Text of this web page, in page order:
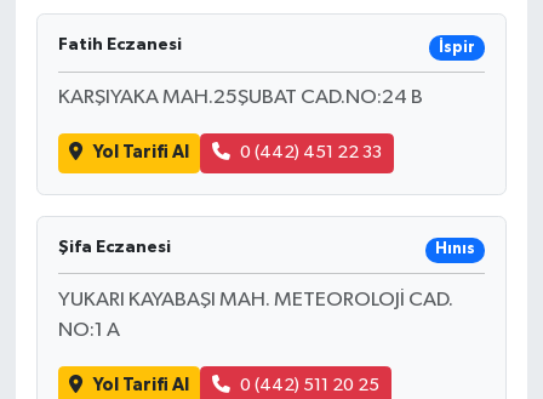
Fatih Eczanesi İspir
KARŞIYAKA MAH.25ŞUBAT CAD.NO:24 B
Yol Tarifi Al 0 (442) 451 22 33
Şifa Eczanesi Hınıs
YUKARI KAYABAŞI MAH. METEOROLOJİ CAD.
NO:1 A
Yol Tarifi Al 0 (442) 511 20 25